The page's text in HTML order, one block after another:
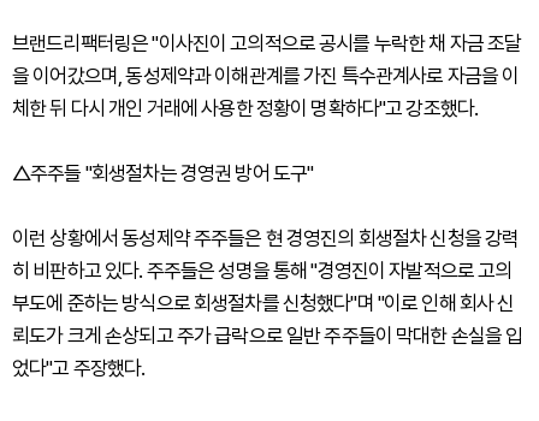
브랜드리팩터링은 "이사진이 고의적으로 공시를 누락한 채 자금 조달
을 이어갔으며, 동성제약과 이해관계를 가진 특수관계사로 자금을 이
체한 뒤 다시 개인 거래에 사용한 정황이 명확하다"고 강조했다.
△주주들 "회생절차는 경영권 방어 도구"
이런 상황에서 동성제약 주주들은 현 경영진의 회생절차 신청을 강력
히 비판하고 있다. 주주들은 성명을 통해 "경영진이 자발적으로 고의
부도에 준하는 방식으로 회생절차를 신청했다"며 "이로 인해 회사 신
뢰도가 크게 손상되고 주가 급락으로 일반 주주들이 막대한 손실을 입
었다"고 주장했다.